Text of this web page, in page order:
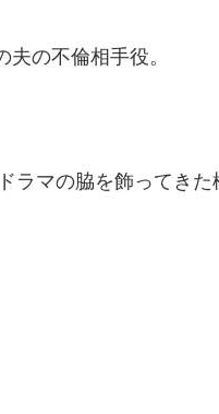
の不倫相手役。
マの脇を飾ってきた